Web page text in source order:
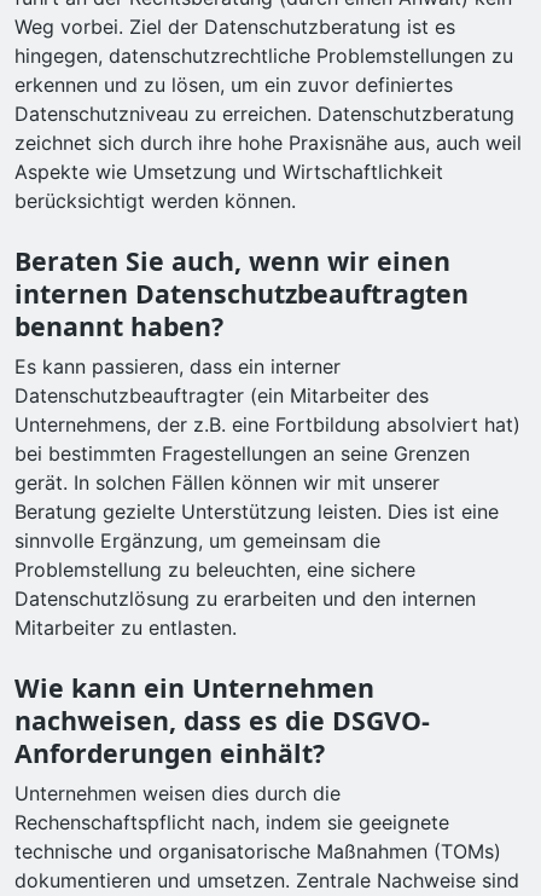
Weg vorbei. Ziel der Datenschutzberatung ist es
hingegen, datenschutzrechtliche Problemstellungen zu
erkennen und zu lösen, um ein zuvor definiertes
Datenschutzniveau zu erreichen. Datenschutzberatung
zeichnet sich durch ihre hohe Praxisnähe aus, auch weil
Aspekte wie Umsetzung und Wirtschaftlichkeit
berücksichtigt werden können.
Beraten Sie auch, wenn wir einen
internen Datenschutzbeauftragten
benannt haben?
Es kann passieren, dass ein interner
Datenschutzbeauftragter (ein Mitarbeiter des
Unternehmens, der z.B. eine Fortbildung absolviert hat)
bei bestimmten Fragestellungen an seine Grenzen
gerät. In solchen Fällen können wir mit unserer
Beratung gezielte Unterstützung leisten. Dies ist eine
sinnvolle Ergänzung, um gemeinsam die
Problemstellung zu beleuchten, eine sichere
Datenschutzlösung zu erarbeiten und den internen
Mitarbeiter zu entlasten.
Wie kann ein Unternehmen
nachweisen, dass es die DSGVO-
Anforderungen einhält?
Unternehmen weisen dies durch die
Rechenschaftspflicht nach, indem sie geeignete
technische und organisatorische Maßnahmen (TOMs)
dokumentieren und umsetzen. Zentrale Nachweise sind